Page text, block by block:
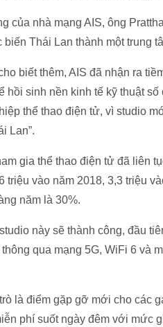
của nhà mạng AIS, ông
biến Thái Lan thành một trung
biết thêm, AIS đã nhận ra
hồi sinh nền kinh tế kỹ thuật
thể thao điện tử, vì studio
Lan”.
gia thể thao điện tử đã liên
vào năm 2018, 3,3 triệu
năm là 30%.
này sẽ thành công, đầu
qua mạng 5G, WiFi 6 và
là điểm gặp gỡ mới cho các
phí suốt ngày đêm với mức